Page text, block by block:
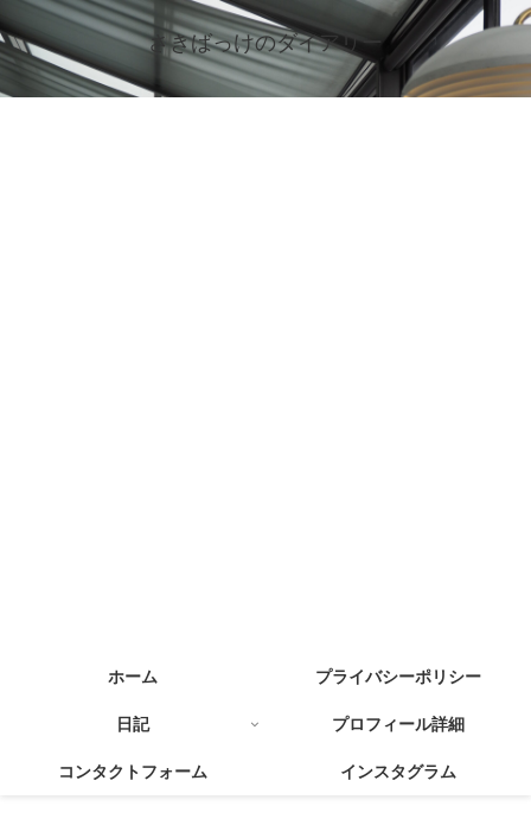
さきばっけのダイアリー
ホーム プライバシーポリシー
日記 プロフィール詳細
コンタクトフォーム インスタグラム